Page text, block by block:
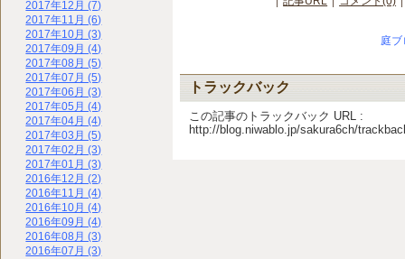
庭
トラックバック
この記事のトラックバック URL :
http://blog.niwablo.jp/sakura6ch/
2017年12月 (7)
2017年11月 (6)
2017年10月 (3)
2017年09月 (4)
2017年08月 (5)
2017年07月 (5)
2017年06月 (3)
2017年05月 (4)
2017年04月 (4)
2017年03月 (5)
2017年02月 (3)
2017年01月 (3)
2016年12月 (2)
2016年11月 (4)
2016年10月 (4)
2016年09月 (4)
2016年08月 (3)
2016年07月 (3)